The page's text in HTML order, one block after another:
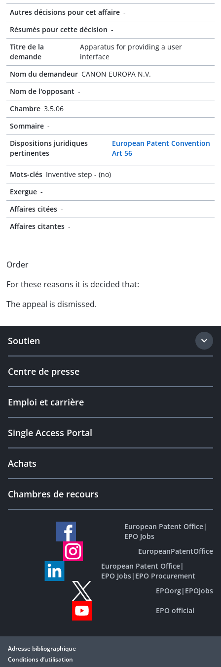
Autres décisions pour cet affaire -
Résumés pour cette décision -
Titre de la
demande
Apparatus for providing a user
interface
Nom du demandeur CANON EUROPA N.V.
Nom de l'opposant -
Chambre 3.5.06
Sommaire -
Dispositions juridiques
pertinentes
European Patent Convention
Art 56
Mots-clés Inventive step - (no)
Exergue -
Affaires citées -
Affaires citantes -
Order
For these reasons it is decided that:
The appeal is dismissed.
Soutien
Centre de presse
Emploi et carrière
Single Access Portal
Achats
Chambres de recours
European Patent Office|
EPO Jobs
EuropeanPatentOffice
European Patent Office|
EPO Jobs| EPO Procurement
EPOorg| EPOjobs
EPO official
Adresse bibliographique
Conditions d’utilisation